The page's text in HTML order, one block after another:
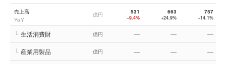
売上高
YoY
億円 531
−9.4%
663
+24.9%
757
+14.1%
└ 生活消費財 億円 — — —
└ 産業用製品 億円 — — —